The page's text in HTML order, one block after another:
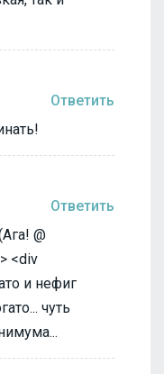
Ответить
Ответить
@
<div
и нефиг
чуть